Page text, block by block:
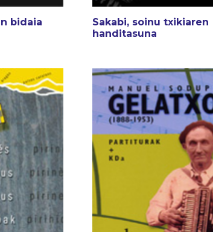
bidaia
Sakabi, soinu txikiaren
handitasuna